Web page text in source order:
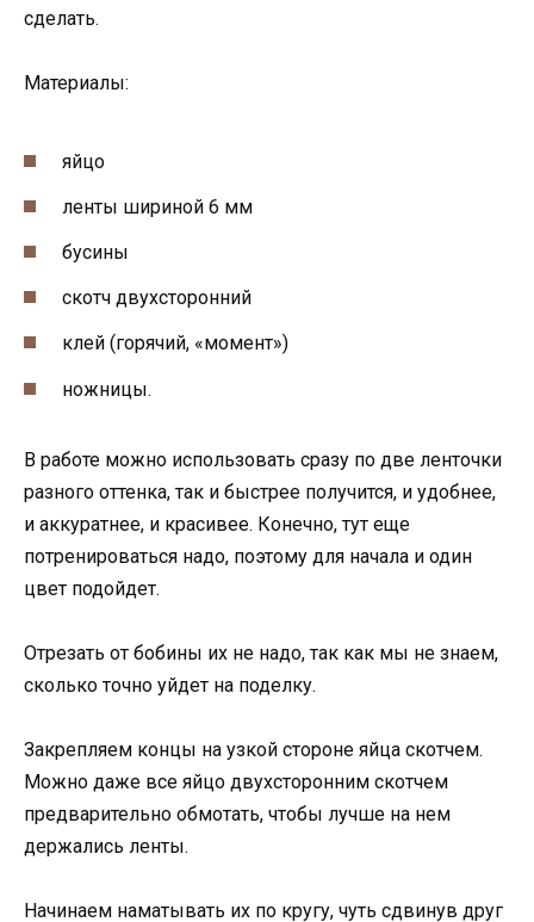
сделать.
Материалы:
яйцо
ленты шириной 6 мм
бусины
скотч двухсторонний
клей (горячий, «момент»)
ножницы.
В работе можно использовать сразу по две ленточки
разного оттенка, так и быстрее получится, и удобнее,
и аккуратнее, и красивее. Конечно, тут еще
потренироваться надо, поэтому для начала и один
цвет подойдет.
Отрезать от бобины их не надо, так как мы не знаем,
сколько точно уйдет на поделку.
Закрепляем концы на узкой стороне яйца скотчем.
Можно даже все яйцо двухсторонним скотчем
предварительно обмотать, чтобы лучше на нем
держались ленты.
Начинаем наматывать их по кругу, чуть сдвинув друг